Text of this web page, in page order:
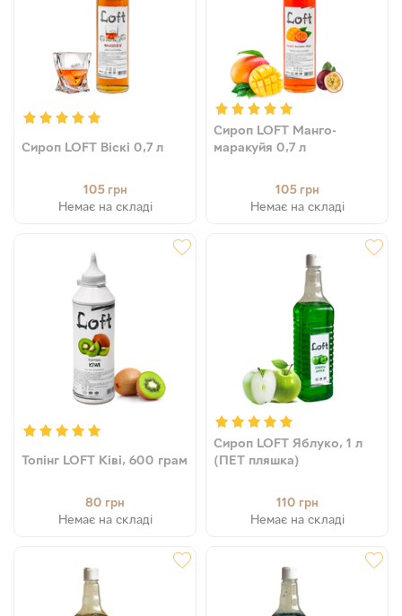
Сироп LOFT Віскі 0,7 л
105 грн
Немає на складі
Сироп LOFT Манго-
маракуйя 0,7 л
105 грн
Немає на складі
Топінг LOFT Ківі, 600 грам
80 грн
Немає на складі
Сироп LOFT Яблуко, 1 л
(ПЕТ пляшка)
110 грн
Немає на складі